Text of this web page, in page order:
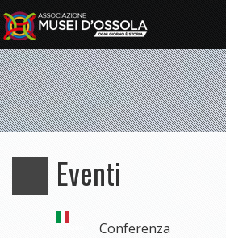
Salta
al
contenuto
principale
Eventi
Conferenza